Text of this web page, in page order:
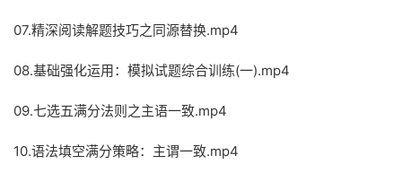
07.精深阅读解题技巧之同源替换.mp4
08.基础强化运用：模拟试题综合训练(一).mp4
09.七选五满分法则之主语一致.mp4
10.语法填空满分策略：主谓一致.mp4